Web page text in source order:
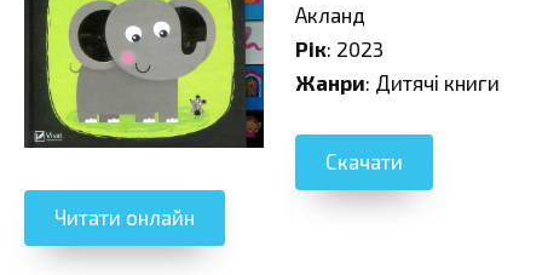
Акланд
Рік: 2023
Жанри: Дитячі книги
Скачати
Читати онлайн